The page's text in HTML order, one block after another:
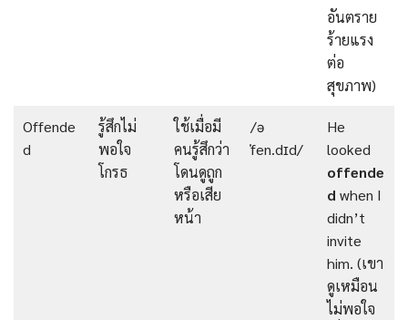
อันตราย
ร้ายแรง
ต่อ
สุขภาพ)
Offende
d
รู้สึกไม่
พอใจ
โกรธ
ใช้เมื่อมี
คนรู้สึกว่า
โดนดูถูก
หรือเสีย
หน้า
/ə
ˈfen.dɪd/
He
looked
offende
d when I
didn’t
invite
him. (เขา
ดูเหมือน
ไม่พอใจ